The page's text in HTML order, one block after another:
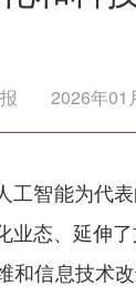
2026年01
工智能为代
业态、延伸
和信息技术